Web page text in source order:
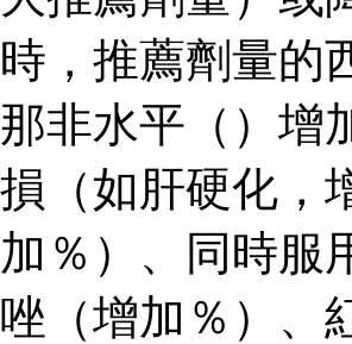
時，推薦劑量的
那非水平（）增
損（如肝硬化，
加％）、同時服
唑（增加％）、